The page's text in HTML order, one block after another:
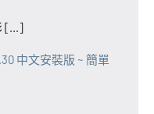
[...]
中文安裝版 ~ 簡單